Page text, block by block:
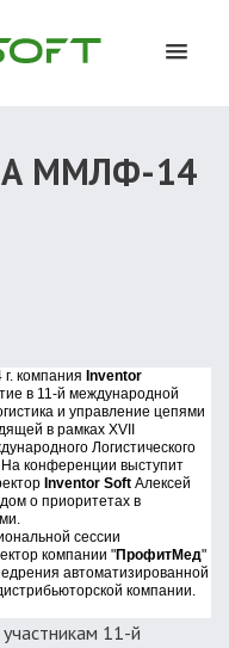
НА ММЛФ-14
компания Inventor
в 11-й международной
и управление цепями
в рамках XVII
Логистического
конференции выступит
Inventor Soft Алексей
о приоритетах в
сессии
компании "ПрофитМед"
автоматизированной
компании.
11-й